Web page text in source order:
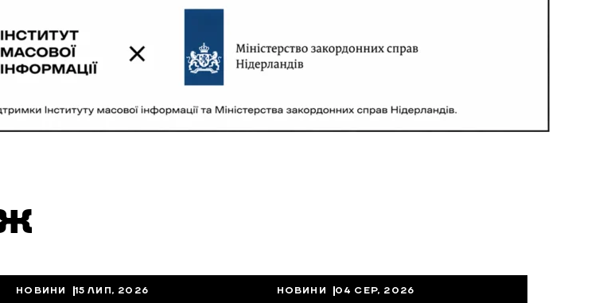
НОВИНИ 15 ЛИП, 2026 НОВИНИ 04 СЕР, 2026